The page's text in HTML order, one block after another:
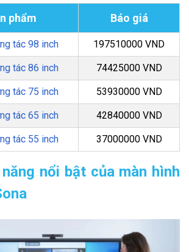
phẩm Báo giá
tác 98 inch 197510000 VND
tác 86 inch 74425000 VND
tác 75 inch 53930000 VND
tác 65 inch 42840000 VND
tác 55 inch 37000000 VND
nổi bật của màn hình